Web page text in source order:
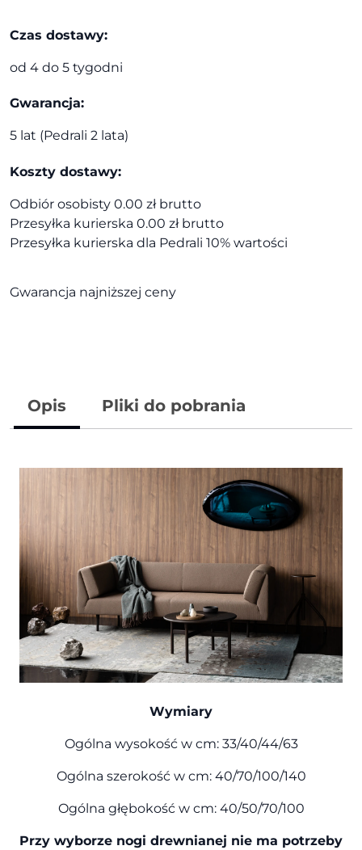
Czas dostawy:
od 4 do 5 tygodni
Gwarancja:
5 lat (Pedrali 2 lata)
Koszty dostawy:
Odbiór osobisty 0.00 zł brutto
Przesyłka kurierska 0.00 zł brutto
Przesyłka kurierska dla Pedrali 10% wartości
Gwarancja najniższej ceny
Opis Pliki do pobrania
Wymiary
Ogólna wysokość w cm: 33/40/44/63
Ogólna szerokość w cm: 40/70/100/140
Ogólna głębokość w cm: 40/50/70/100
Przy wyborze nogi drewnianej nie ma potrzeby